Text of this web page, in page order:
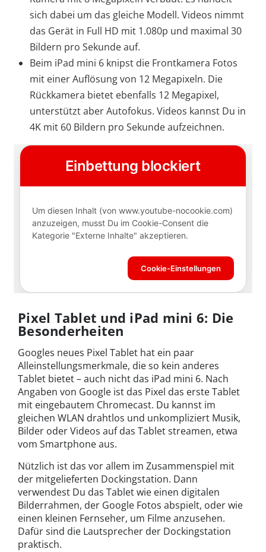
sich dabei um das gleiche Modell. Videos nimmt
das Gerät in Full HD mit 1.080p und maximal 30
Bildern pro Sekunde auf.
Beim iPad mini 6 knipst die Frontkamera Fotos
mit einer Auflösung von 12 Megapixeln. Die
Rückkamera bietet ebenfalls 12 Megapixel,
unterstützt aber Autofokus. Videos kannst Du in
4K mit 60 Bildern pro Sekunde aufzeichnen.
Pixel Tablet und iPad mini 6: Die
Besonderheiten
Googles neues Pixel Tablet hat ein paar
Alleinstellungsmerkmale, die so kein anderes
Tablet bietet – auch nicht das iPad mini 6. Nach
Angaben von Google ist das Pixel das erste Tablet
mit eingebautem Chromecast. Du kannst im
gleichen WLAN drahtlos und unkompliziert Musik,
Bilder oder Videos auf das Tablet streamen, etwa
vom Smartphone aus.
Nützlich ist das vor allem im Zusammenspiel mit
der mitgelieferten Dockingstation. Dann
verwendest Du das Tablet wie einen digitalen
Bilderrahmen, der Google Fotos abspielt, oder wie
einen kleinen Fernseher, um Filme anzusehen.
Dafür sind die Lautsprecher der Dockingstation
praktisch.